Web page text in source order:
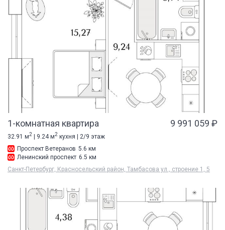
1-комнатная квартира 9 991 059 ₽
32.91 м2 | 9.24 м2 кухня | 2/9 этаж
Проспект Ветеранов 5.6 км
Ленинский проспект 6.5 км
Санкт-Петербург, Красносельский район, Тамбасова ул., строение 1, 5